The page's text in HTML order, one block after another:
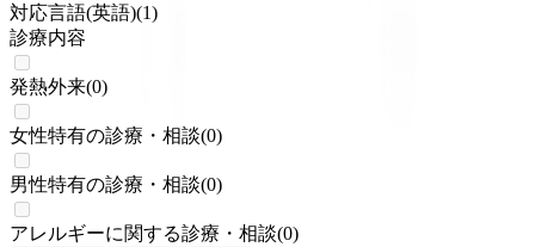
対応言語(英語)(1)
診療内容
発熱外来(0)
女性特有の診療・相談(0)
男性特有の診療・相談(0)
アレルギーに関する診療・相談(0)